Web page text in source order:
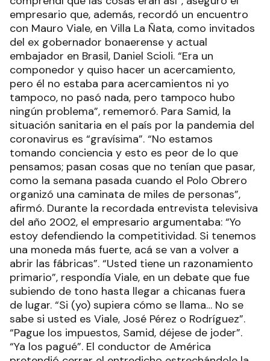
empresario que, además, recordó un encuentro
con Mauro Viale, en Villa La Ñata, como invitados
del ex gobernador bonaerense y actual
embajador en Brasil, Daniel Scioli. “Era un
componedor y quiso hacer un acercamiento,
pero él no estaba para acercamientos ni yo
tampoco, no pasó nada, pero tampoco hubo
ningún problema”, rememoró. Para Samid, la
situación sanitaria en el país por la pandemia del
coronavirus es “gravísima”. “No estamos
tomando conciencia y esto es peor de lo que
pensamos; pasan cosas que no tenían que pasar,
como la semana pasada cuando el Polo Obrero
organizó una caminata de miles de personas”,
afirmó. Durante la recordada entrevista televisiva
del año 2002, el empresario argumentaba: “Yo
estoy defendiendo la competitividad. Si tenemos
una moneda más fuerte, acá se van a volver a
abrir las fábricas”. “Usted tiene un razonamiento
primario”, respondía Viale, en un debate que fue
subiendo de tono hasta llegar a chicanas fuera
de lugar. “Si (yo) supiera cómo se llama… No se
sabe si usted es Viale, José Pérez o Rodríguez”.
“Pague los impuestos, Samid, déjese de joder”.
“Ya los pagué”. El conductor de América